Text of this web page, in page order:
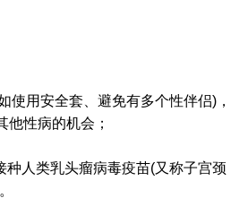
使用安全套、避免有多个性伴侣)，
他性病的机会；
种人类乳头瘤病毒疫苗(又称子宫颈